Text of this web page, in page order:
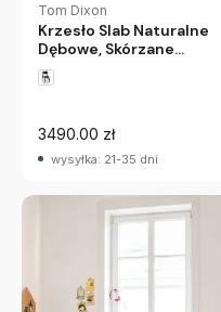
Tom Dixon
Krzesło Slab Naturalne
Dębowe, Skórzane
Siedzisko Tom Dixon
3490.00 zł
wysyłka: 21-35 dni